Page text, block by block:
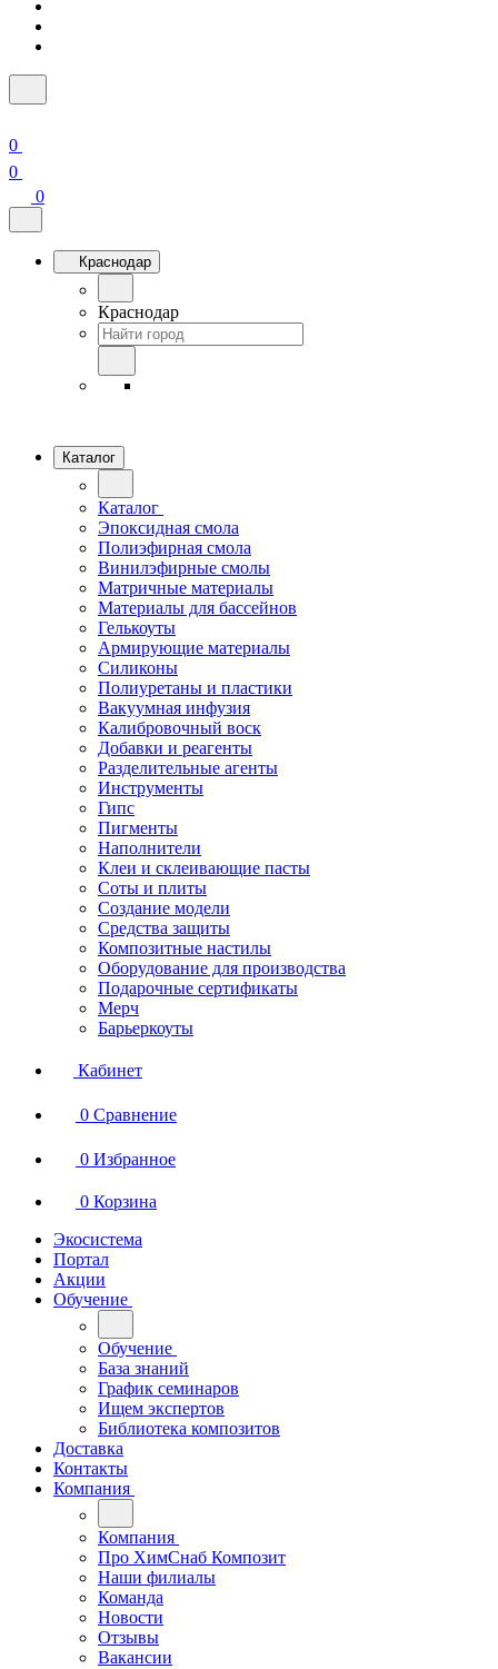
0
0
0
Краснодар
Краснодар
Каталог
Каталог
Эпоксидная смола
Полиэфирная смола
Винилэфирные смолы
Матричные материалы
Материалы для бассейнов
Гелькоуты
Армирующие материалы
Силиконы
Полиуретаны и пластики
Вакуумная инфузия
Калибровочный воск
Добавки и реагенты
Разделительные агенты
Инструменты
Гипс
Пигменты
Наполнители
Клеи и склеивающие пасты
Соты и плиты
Создание модели
Средства защиты
Композитные настилы
Оборудование для производства
Подарочные сертификаты
Мерч
Барьеркоуты
Кабинет
0 Сравнение
0 Избранное
0 Корзина
Экосистема
Портал
Акции
Обучение
Обучение
База знаний
График семинаров
Ищем экспертов
Библиотека композитов
Доставка
Контакты
Компания
Компания
Про ХимСнаб Композит
Наши филиалы
Команда
Новости
Отзывы
Вакансии